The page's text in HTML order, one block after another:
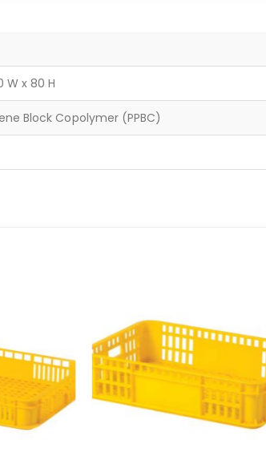
W x 80 H
Block Copolymer (PPBC)